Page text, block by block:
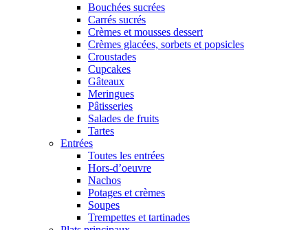
Bouchées sucrées
Carrés sucrés
Crèmes et mousses dessert
Crèmes glacées, sorbets et popsicles
Croustades
Cupcakes
Gâteaux
Meringues
Pâtisseries
Salades de fruits
Tartes
Entrées
Toutes les entrées
Hors-d’oeuvre
Nachos
Potages et crèmes
Soupes
Trempettes et tartinades